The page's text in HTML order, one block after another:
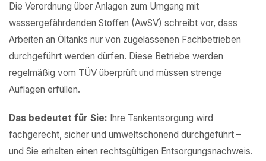
Die Verordnung über Anlagen zum Umgang mit
wassergefährdenden Stoffen (AwSV) schreibt vor, dass
Arbeiten an Öltanks nur von zugelassenen Fachbetrieben
durchgeführt werden dürfen. Diese Betriebe werden
regelmäßig vom TÜV überprüft und müssen strenge
Auflagen erfüllen.
Das bedeutet für Sie: Ihre Tankentsorgung wird
fachgerecht, sicher und umweltschonend durchgeführt –
und Sie erhalten einen rechtsgültigen Entsorgungsnachweis.